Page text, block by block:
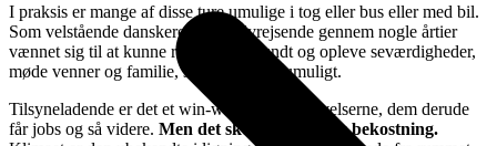
I praksis er mange af disse ture umulige i tog eller bus eller med bil.
Som velstående danskere har de flyrejsende gennem nogle årtier
vænnet sig til at kunne rejse jorden rundt og opleve seværdigheder,
møde venner og familie, som ellers var umuligt.
Tilsyneladende er det et win-win. Vi får oplevelserne, dem derude
får jobs og så videre. Men det sker på klimaets bekostning.